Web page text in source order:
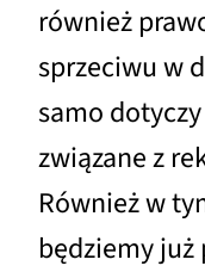
również
sprzeciwu w
samo
związane z
Również w
będziemy już